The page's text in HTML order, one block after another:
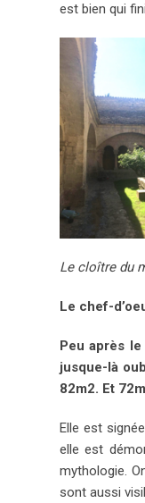
est bien qui
Le cloître du
Le chef-
Peu après
jusque-là
82m2. Et
Elle est
elle est
mythologie.
sont aussi